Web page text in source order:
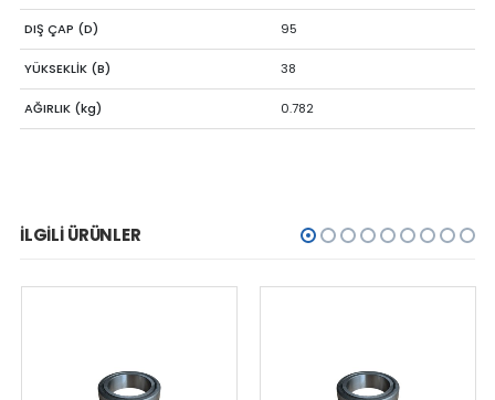
DIŞ ÇAP (D) 95
YÜKSEKLİK (B) 38
AĞIRLIK (kg) 0.782
İLGILI ÜRÜNLER